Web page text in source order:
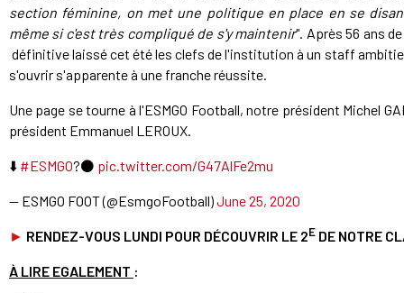
section féminine, on met une politique en place en se
même si c'est très compliqué de s'y maintenir". Après 56 ans
définitive laissé cet été les clefs de l'institution à un staff
s'ouvrir s'apparente à une franche réussite.
Une page se tourne à l'ESMGO Football, notre président Michel
président Emmanuel LEROUX.
⬇️ #ESMGO?⚫️ pic.twitter.com/G47AlFe2mu
— ESMGO FOOT (@EsmgoFootball)June 25, 2020
► RENDEZ-VOUS LUNDI POUR DÉCOUVRIR LE 2E DE NOTRE
À LIRE EGALEMENT :